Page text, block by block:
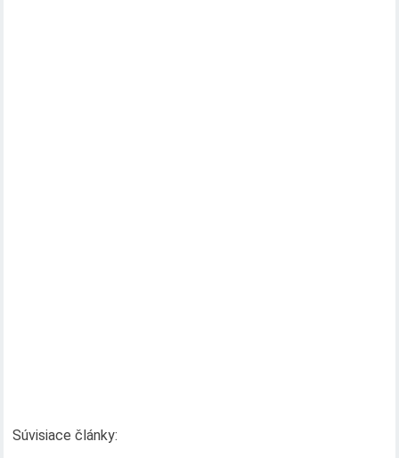
Súvisiace články: